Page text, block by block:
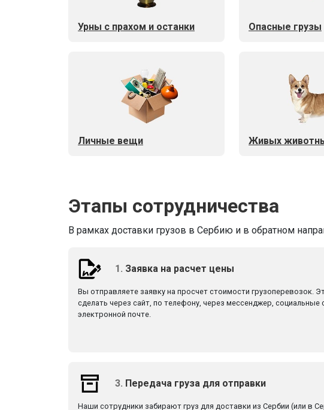
Урны с прахом и останки Опасные грузы
Личные вещи Живых
Этапы сотрудничества
В рамках доставки грузов в Сербию и в обратном
1. Заявка на расчет цены
Вы отправляете заявку на просчет стоимости грузоперевозок.
сделать через сайт, по телефону, через мессенджер, социальные
электронной почте.
3. Передача груза для отправки
Наши сотрудники забирают груз для доставки из Сербии (или в